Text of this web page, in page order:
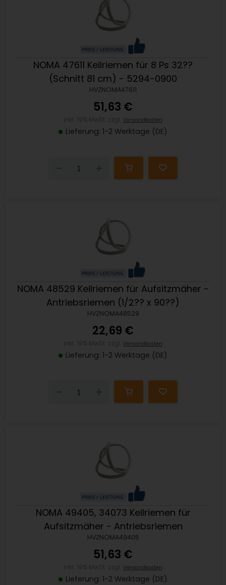
NOMA 47611 Keilriemen für 8 Ps 32??
(Schnitt 81 cm) - 5294-0900
HVZNOMA47611
51,63 €
Versandkosten
Lieferung: 1-2 Werktage (DE)
Down
NOMA 48529 Keilriemen für Aufsitzmäher -
Antriebsriemen (1/2?? x 90??)
HVZNOMA48529
22,69 €
Versandkosten
Lieferung: 1-2 Werktage (DE)
Down
NOMA 49405, 34073 Keilriemen für
Aufsitzmäher - Antriebsriemen
HVZNOMA49405
51,63 €
Versandkosten
Lieferung: 1-2 Werktage (DE)